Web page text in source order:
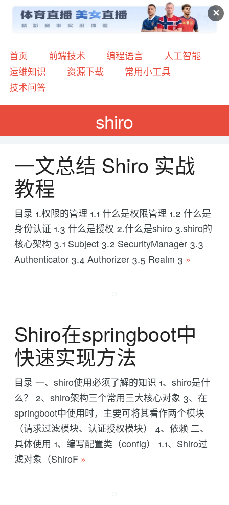
✕
首页 前端技术 编程语言
人工智能
运维知识
资源下载
常用小工具
技术问答
shiro
一文总结 Shiro 实战
教程
目录 1.权限的管理 1.1 什么是权限管理 1.2 什么是
身份认证 1.3 什么是授权 2.什么是shiro 3.shiro的
核心架构 3.1 Subject 3.2 SecurityManager 3.3
Authenticator 3.4 Authorizer 3.5 Realm 3 »
Shiro在springboot中
快速实现方法
目录 一、shiro使用必须了解的知识 1、shiro是什
么？ 2、shiro架构三个常用三大核心对象 3、在
springboot中使用时，主要可将其看作两个模块
（请求过滤模块、认证授权模块） 4、依赖 二、
具体使用 1、编写配置类（config） 1.1、Shiro过
滤对象（ShiroF »